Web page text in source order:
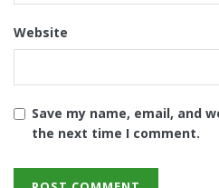
Website
Save my name, email, and
the next time I comment.